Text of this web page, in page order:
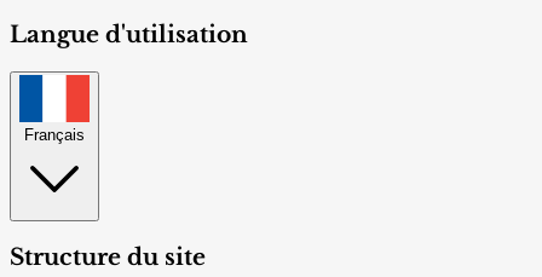
Langue d'utilisation
Français
Structure du site